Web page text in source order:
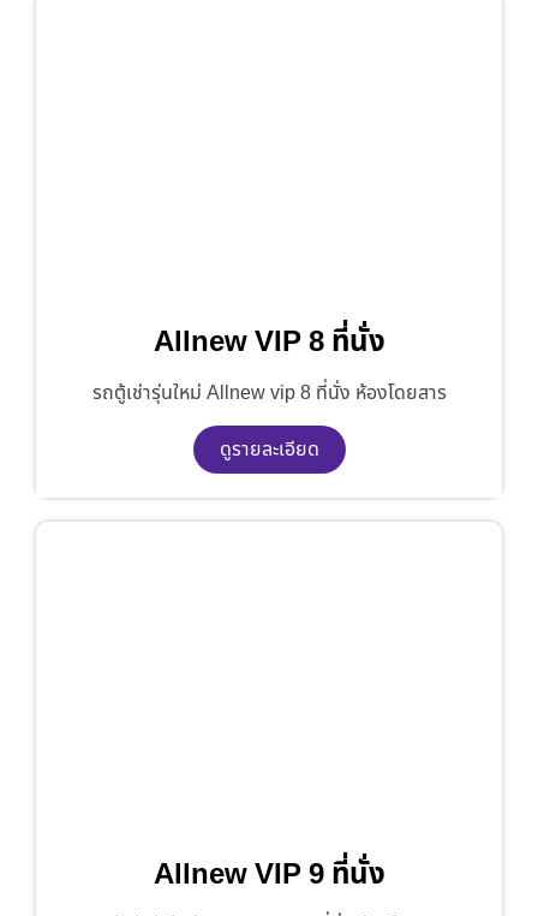
Allnew VIP 8 ที่นั่ง
รถตู้เช่ารุ่นใหม่ Allnew vip 8 ที่นั่ง ห้องโดยสาร
ดูรายละเอียด
Allnew VIP 9 ที่นั่ง